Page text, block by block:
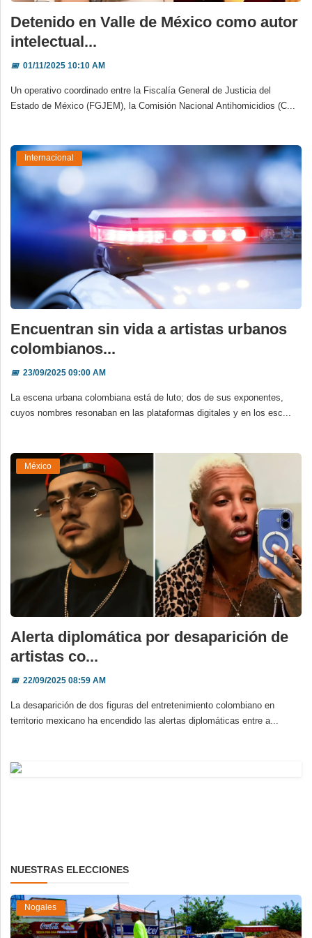
Detenido en Valle de México como autor
intelectual...
📅01/11/2025 10:10 AM
Un operativo coordinado entre la Fiscalía General de Justicia del
Estado de México (FGJEM), la Comisión Nacional Antihomicidios (C...
Internacional
Encuentran sin vida a artistas urbanos
colombianos...
📅23/09/2025 09:00 AM
La escena urbana colombiana está de luto; dos de sus exponentes,
cuyos nombres resonaban en las plataformas digitales y en los esc...
México
Alerta diplomática por desaparición de
artistas co...
📅22/09/2025 08:59 AM
La desaparición de dos figuras del entretenimiento colombiano en
territorio mexicano ha encendido las alertas diplomáticas entre a...
NUESTRAS ELECCIONES
Nogales